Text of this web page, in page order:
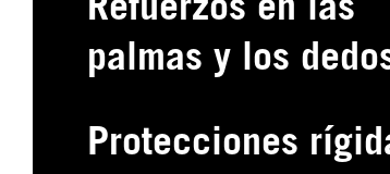
Refuerzos en las
palmas y los
Protecciones